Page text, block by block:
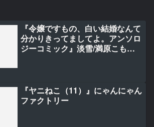
『令嬢ですもの、白い結婚なんて
分かりきってましてよ。アンソロ
ジーコミック』淡雪/満原こもじ/
『ヤニねこ（11）』にゃんにゃん
ファクトリー